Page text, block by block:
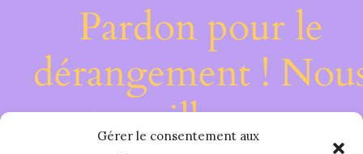
Gérer le consentement aux
Pardon pour le
dérangement !
travaillons sur